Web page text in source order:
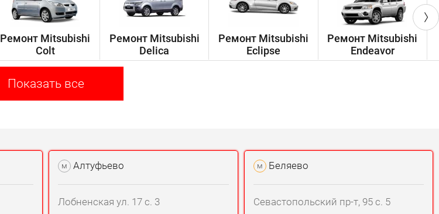
Ремонт Mitsubishi
Colt
Ремонт Mitsubishi
Delica
Ремонт Mitsubishi
Eclipse
Ремонт Mitsubishi
Endeavor
Показать все
м Алтуфьево
Лобненская ул. 17 с. 3
м Беляево
Севастопольский пр-т, 95 с. 5